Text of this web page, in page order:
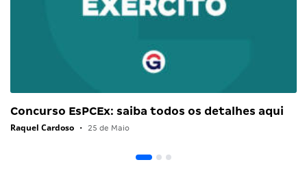
Concurso EsPCEx: saiba todos os detalhes aqui
Raquel Cardoso • 25 de Maio